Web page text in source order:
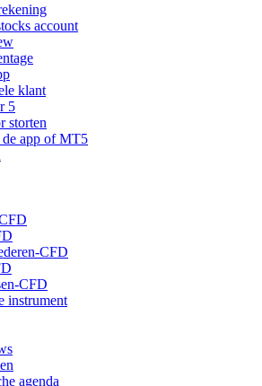
account
klant
5
storten
app of MT5
CFD
CFD
instrument
agenda